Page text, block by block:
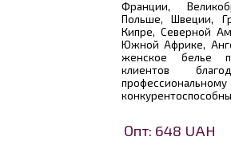
Франции,
Польше, Швеции,
Кипре, Северной
Южной Африке,
женское белье
клиентов
Опт: 648 UAH